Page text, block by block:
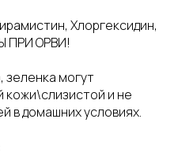
Хлоргексидин,
ПРИ ОРВИ!
зеленка могут
кожи\слизистой и не
в домашних условиях.